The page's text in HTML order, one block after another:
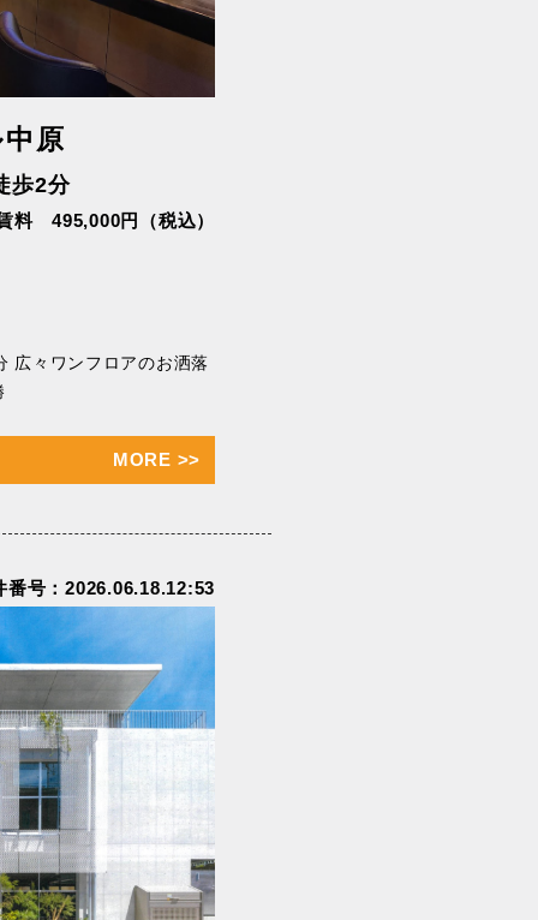
原
歩2分
料 495,000円（税込）
広々ワンフロアのお洒落
MORE >>
番号：2026.06.18.12:53